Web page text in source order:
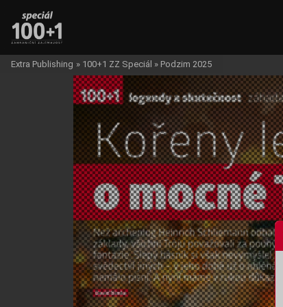
Extra Publishing » 100+1 ZZ Speciál » Podzim 2025